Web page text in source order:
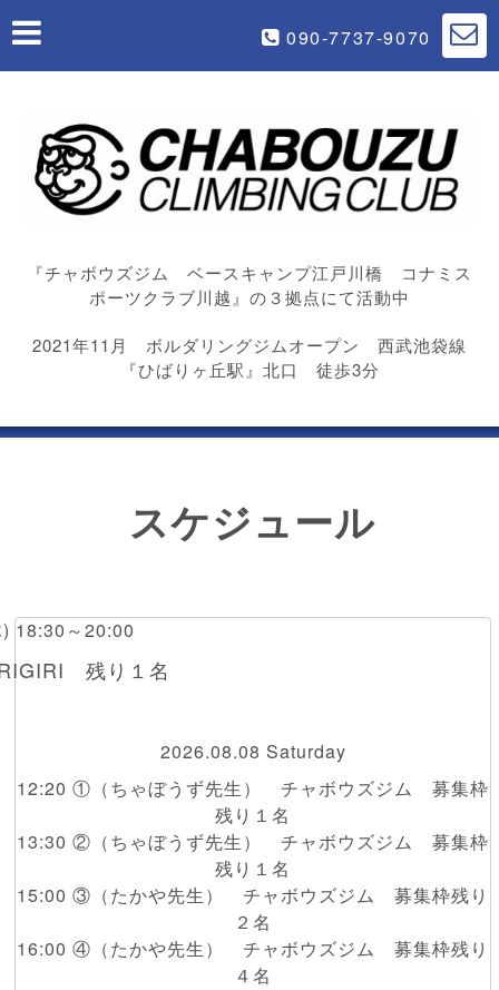
090-7737-9070
『チャボウズジム ベースキャンプ江戸川橋 コナミス
ポーツクラブ川越』の３拠点にて活動中
2021年11月 ボルダリングジムオープン 西武池袋線
『ひばりヶ丘駅』北口 徒歩3分
スケジュール
18:30～20:00
残り１名
2026.08.08 Saturday
12:20 ①（ちゃぼうず先生） チャボウズジム 募集枠
残り１名
13:30 ②（ちゃぼうず先生） チャボウズジム 募集枠
残り１名
15:00 ③（たかや先生） チャボウズジム 募集枠残り
２名
16:00 ④（たかや先生） チャボウズジム 募集枠残り
４名